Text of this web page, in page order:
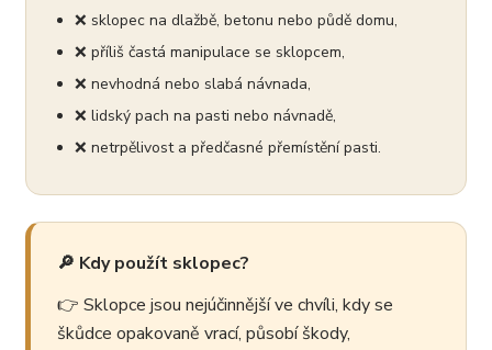
❌ sklopec na dlažbě, betonu nebo půdě domu,
❌ příliš častá manipulace se sklopcem,
❌ nevhodná nebo slabá návnada,
❌ lidský pach na pasti nebo návnadě,
❌ netrpělivost a předčasné přemístění pasti.
🔎 Kdy použít sklopec?
👉 Sklopce jsou nejúčinnější ve chvíli, kdy se
škůdce opakovaně vrací, působí škody,